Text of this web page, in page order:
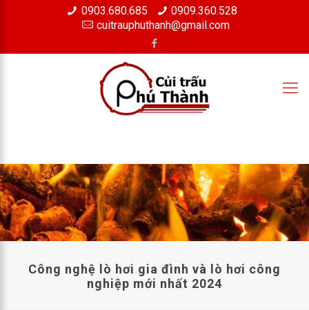
0903.680.685
0909.360.528
cuitrauphuthanh@gmail.com
Công nghệ lò hơi gia đình và lò hơi công
nghiệp mới nhất 2024